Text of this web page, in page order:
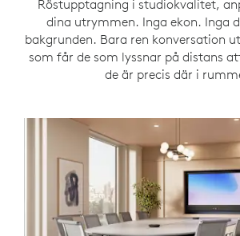
Röstupptagning i studiokvalitet,
dina utrymmen. Inga ekon. Inga
bakgrunden. Bara ren konversation
som får de som lyssnar på distans
de är precis där i